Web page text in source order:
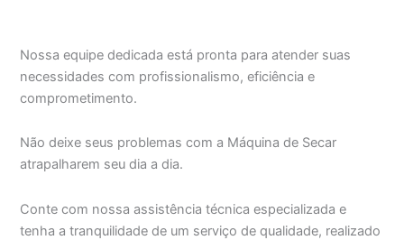
Nossa equipe dedicada está pronta para atender suas
necessidades com profissionalismo, eficiência e
comprometimento.
Não deixe seus problemas com a Máquina de Secar
atrapalharem seu dia a dia.
Conte com nossa assistência técnica especializada e
tenha a tranquilidade de um serviço de qualidade, realizado